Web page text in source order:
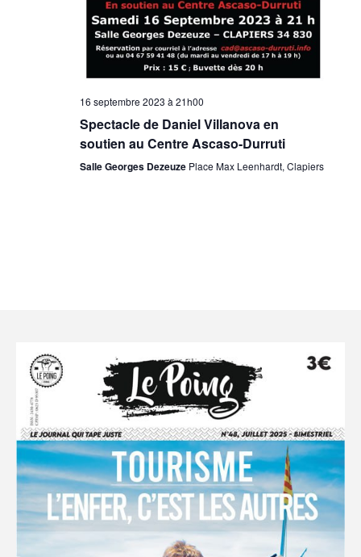
16 septembre 2023 à 21h00
Spectacle de Daniel Villanova en
soutien au Centre Ascaso-Durruti
Salle Georges Dezeuze Place Max Leenhardt, Clapiers